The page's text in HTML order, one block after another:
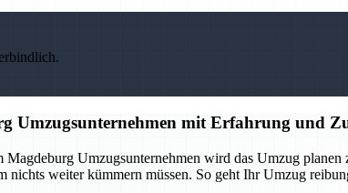
Umzugsunternehmen mit Erfahrung und
Umzugsunternehmen wird das Umzug
weiter kümmern müssen. So geht Ihr Umzug